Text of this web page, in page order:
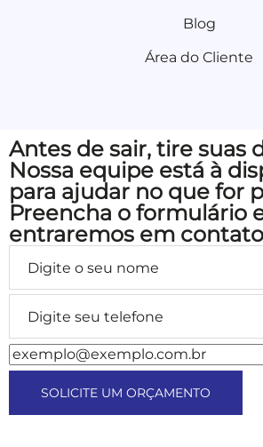
Blog
Área do Cliente
Antes de sair, tire suas
Nossa equipe está à
para ajudar no que for
Preencha o formulário
entraremos em